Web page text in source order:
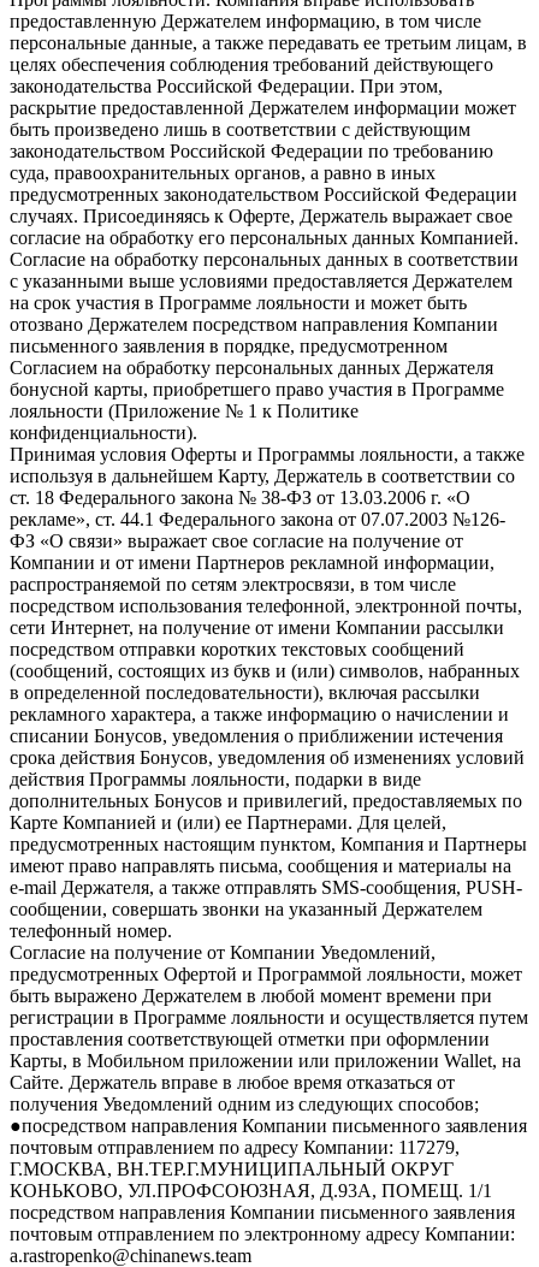
предоставленную Держателем информацию, в том числе
персональные данные, а также передавать ее третьим лицам, в
целях обеспечения соблюдения требований действующего
законодательства Российской Федерации. При этом,
раскрытие предоставленной Держателем информации может
быть произведено лишь в соответствии с действующим
законодательством Российской Федерации по требованию
суда, правоохранительных органов, а равно в иных
предусмотренных законодательством Российской Федерации
случаях. Присоединяясь к Оферте, Держатель выражает свое
согласие на обработку его персональных данных Компанией.
Согласие на обработку персональных данных в соответствии
с указанными выше условиями предоставляется Держателем
на срок участия в Программе лояльности и может быть
отозвано Держателем посредством направления Компании
письменного заявления в порядке, предусмотренном
Согласием на обработку персональных данных Держателя
бонусной карты, приобретшего право участия в Программе
лояльности (Приложение № 1 к Политике
конфиденциальности).
Принимая условия Оферты и Программы лояльности, а также
используя в дальнейшем Карту, Держатель в соответствии со
ст. 18 Федерального закона № 38-ФЗ от 13.03.2006 г. «О
рекламе», ст. 44.1 Федерального закона от 07.07.2003 №126-
ФЗ «О связи» выражает свое согласие на получение от
Компании и от имени Партнеров рекламной информации,
распространяемой по сетям электросвязи, в том числе
посредством использования телефонной, электронной почты,
сети Интернет, на получение от имени Компании рассылки
посредством отправки коротких текстовых сообщений
(сообщений, состоящих из букв и (или) символов, набранных
в определенной последовательности), включая рассылки
рекламного характера, а также информацию о начислении и
списании Бонусов, уведомления о приближении истечения
срока действия Бонусов, уведомления об изменениях условий
действия Программы лояльности, подарки в виде
дополнительных Бонусов и привилегий, предоставляемых по
Карте Компанией и (или) ее Партнерами. Для целей,
предусмотренных настоящим пунктом, Компания и Партнеры
имеют право направлять письма, сообщения и материалы на
e-mail Держателя, а также отправлять SMS-сообщения, PUSH-
сообщении, совершать звонки на указанный Держателем
телефонный номер.
Согласие на получение от Компании Уведомлений,
предусмотренных Офертой и Программой лояльности, может
быть выражено Держателем в любой момент времени при
регистрации в Программе лояльности и осуществляется путем
проставления соответствующей отметки при оформлении
Карты, в Мобильном приложении или приложении Wallet, на
Сайте. Держатель вправе в любое время отказаться от
получения Уведомлений одним из следующих способов;
●посредством направления Компании письменного заявления
почтовым отправлением по адресу Компании: 117279,
Г.МОСКВА, ВН.ТЕР.Г.МУНИЦИПАЛЬНЫЙ ОКРУГ
КОНЬКОВО, УЛ.ПРОФСОЮЗНАЯ, Д.93А, ПОМЕЩ. 1/1
посредством направления Компании письменного заявления
почтовым отправлением по электронному адресу Компании:
a.rastropenko@chinanews.team